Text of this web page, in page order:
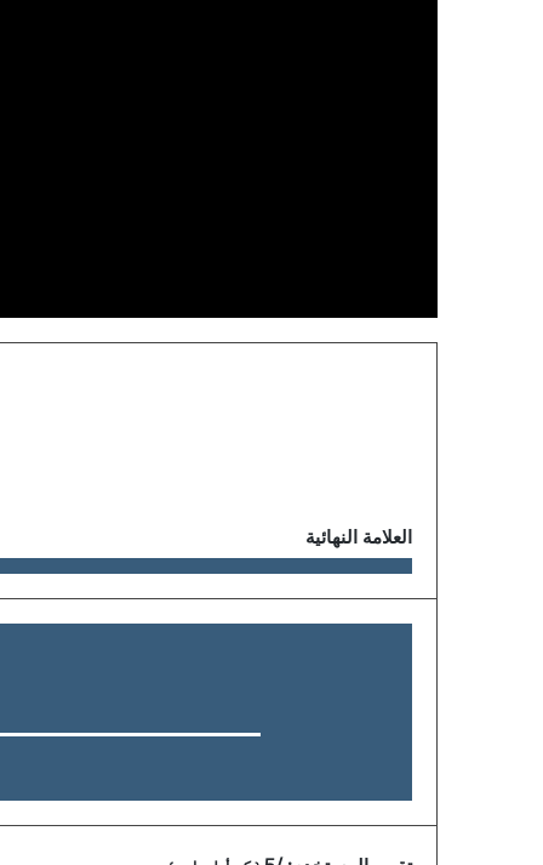
العلامة النهائية